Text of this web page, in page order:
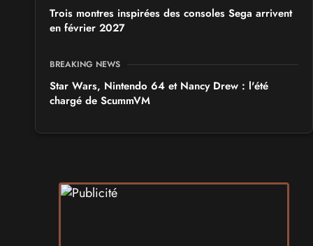
Trois montres inspirées des consoles Sega arrivent
en février 2027
BREAKING NEWS
Star Wars, Nintendo 64 et Nancy Drew : l'été
chargé de ScummVM